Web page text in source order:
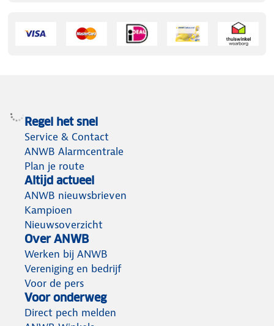
Regel het snel
Service & Contact
ANWB Alarmcentrale
Plan je route
Altijd actueel
ANWB nieuwsbrieven
Kampioen
Nieuwsoverzicht
Over ANWB
Werken bij ANWB
Vereniging en bedrijf
Voor de pers
Voor onderweg
Direct pech melden